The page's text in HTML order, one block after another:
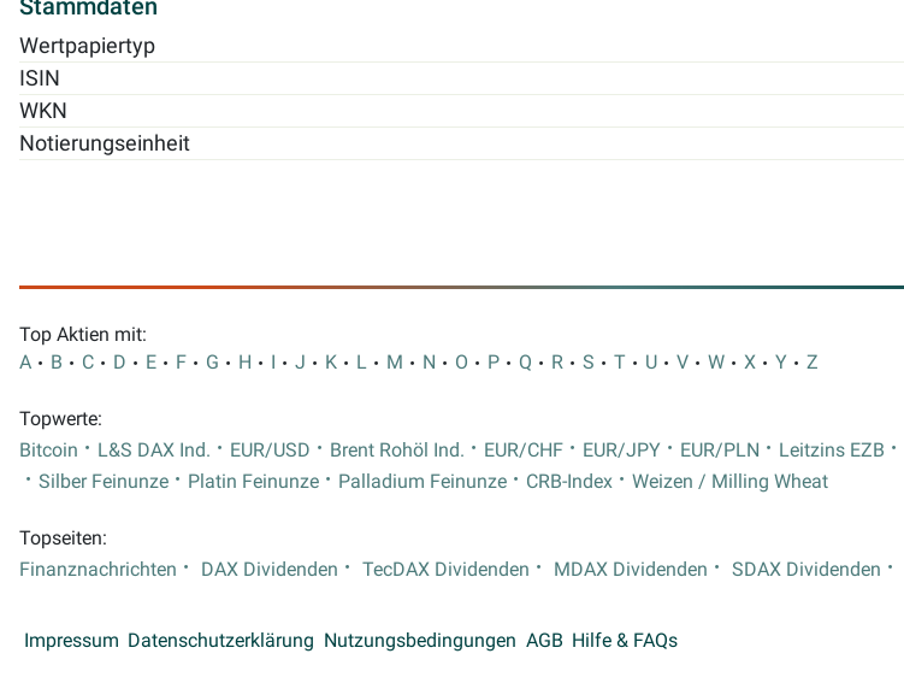
Wertpapiertyp
ISIN
WKN
Notierungseinheit
Top Aktien mit:
A
B C D E F G H I J K L M N O P Q R S T U V W X Y Z
Topwerte:
Bitcoin
L&S DAX Ind. EUR/USD Brent Rohöl Ind. EUR/CHF EUR/JPY EUR/PLN Leitzins EZB
Silber Feinunze
Platin Feinunze Palladium Feinunze CRB-Index Weizen / Milling Wheat
Topseiten:
Finanznachrichten
DAX Dividenden TecDAX Dividenden MDAX Dividenden SDAX Dividenden
Impressum Datenschutzerklärung Nutzungsbedingungen AGB Hilfe & FAQs